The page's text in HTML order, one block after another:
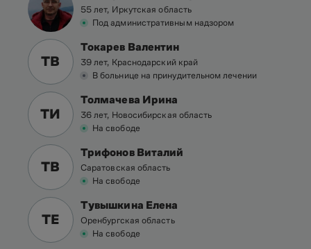
55 лет, Иркутская область
Под административным надзором
ТВ
Токарев Валентин
39 лет, Краснодарский край
В больнице на принудительном лечении
ТИ
Толмачева Ирина
36 лет, Новосибирская область
На свободе
ТВ
Трифонов Виталий
Саратовская область
На свободе
ТЕ
Тувышкина Елена
Оренбургская область
На свободе